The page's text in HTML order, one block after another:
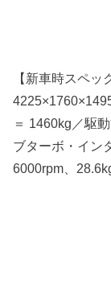
【新車時スペッ
＝ 1460kg／駆
ブターボ・イン
6000rpm、